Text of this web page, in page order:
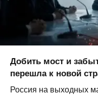
Добить мост и
перешла к новой
Россия на выходных